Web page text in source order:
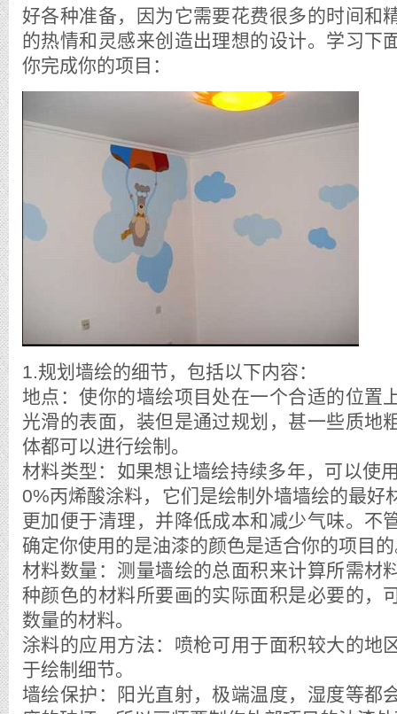
好各种准备，因为它需要花费很多的时间和
的热情和灵感来创造出理想的设计。学习下
你完成你的项目：
1.规划墙绘的细节，包括以下内容：
地点：使你的墙绘项目处在一个合适的位置
光滑的表面，装但是通过规划，甚一些质地
体都可以进行绘制。
材料类型：如果想让墙绘持续多年，可以使
0%丙烯酸涂料，它们是绘制外墙墙绘的最好
更加便于清理，并降低成本和减少气味。不
确定你使用的是油漆的颜色是适合你的项目
材料数量：测量墙绘的总面积来计算所需材
种颜色的材料所要画的实际面积是必要的，
数量的材料。
涂料的应用方法：喷枪可用于面积较大的地
于绘制细节。
墙绘保护：阳光直射，极端温度，湿度等都